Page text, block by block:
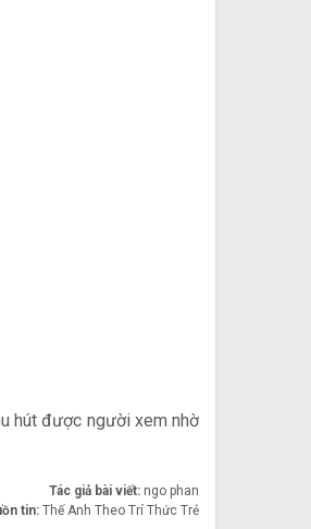
hút được người xem nhờ
Tác giả bài viết: ngo phan
tin: Thế Anh Theo Trí Thức Trẻ